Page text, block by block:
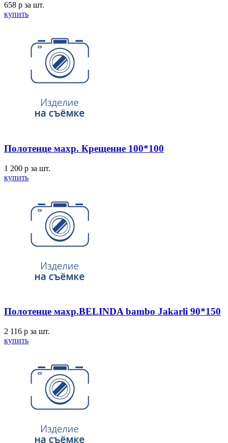
658 p за шт.
купить
Полотенце махр. Крещение 100*100
1 200 p за шт.
купить
Полотенце махр.BELINDA bambo Jakarli 90*150
2 116 p за шт.
купить